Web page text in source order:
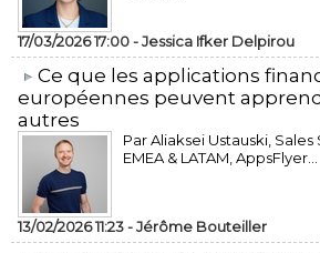
17/03/2026 17:00 -Jessica Ifker Delpirou
​Ce que les applications
européennes peuvent
autres
Par Aliaksei Ustauski,
EMEA & LATAM, AppsFlyer...
13/02/2026 11:23 -Jérôme Bouteiller